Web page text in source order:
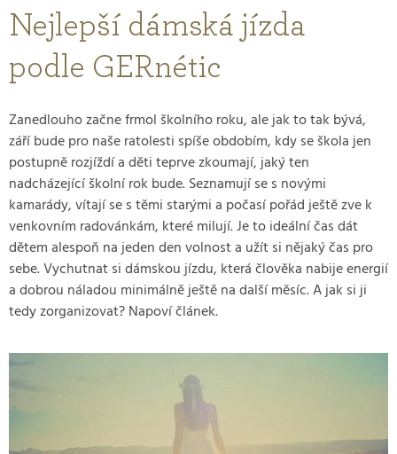
Nejlepší dámská jízda
podle GERnétic
Zanedlouho začne frmol školního roku, ale jak to tak bývá,
září bude pro naše ratolesti spíše obdobím, kdy se škola jen
postupně rozjíždí a děti teprve zkoumají, jaký ten
nadcházející školní rok bude. Seznamují se s novými
kamarády, vítají se s těmi starými a počasí pořád ještě zve k
venkovním radovánkám, které milují. Je to ideální čas dát
dětem alespoň na jeden den volnost a užít si nějaký čas pro
sebe. Vychutnat si dámskou jízdu, která člověka nabije energií
a dobrou náladou minimálně ještě na další měsíc. A jak si ji
tedy zorganizovat? Napoví článek.